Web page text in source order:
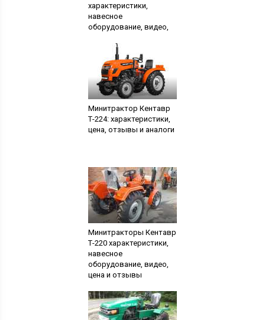
характеристики,
навесное
оборудование, видео,
владельцев
Минитрактор Кентавр
Т-224: характеристики,
цена, отзывы и аналоги
Минитракторы Кентавр
Т-220 характеристики,
навесное
оборудование, видео,
цена и отзывы